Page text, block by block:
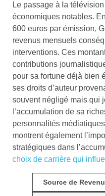
Le passage à la
économiques notables.
600 euros par émission,
revenus mensuels
interventions. Ces
contributions
pour sa fortune déjà bien
ses droits d’auteur
souvent négligé mais qui
l’accumulation de sa
personnalités
montrent également
stratégiques dans
choix de carrière qui
Source de Revenu